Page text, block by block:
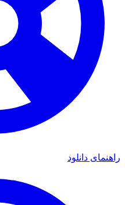
راهنمای دانلود